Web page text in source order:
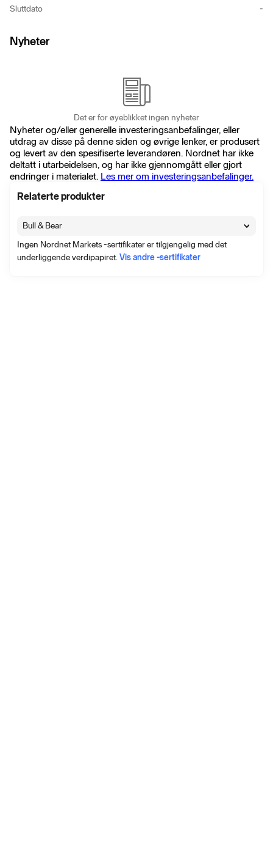
Sluttdato
-
Nyheter
Det er for øyeblikket ingen nyheter
Nyheter og/eller generelle investeringsanbefalinger, eller
utdrag av disse på denne siden og øvrige lenker, er produsert
og levert av den spesifiserte leverandøren. Nordnet har ikke
deltatt i utarbeidelsen, og har ikke gjennomgått eller gjort
endringer i materialet. Les mer om investeringsanbefalinger.
Relaterte produkter
Bull & Bear
Ingen Nordnet Markets -sertifikater er tilgjengelig med det
underliggende verdipapiret.Vis andre -sertifikater